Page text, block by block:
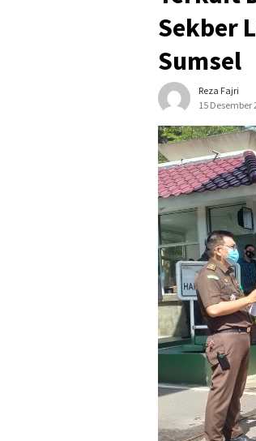
Sekber
Sumsel
Reza Fajri
15 Desember